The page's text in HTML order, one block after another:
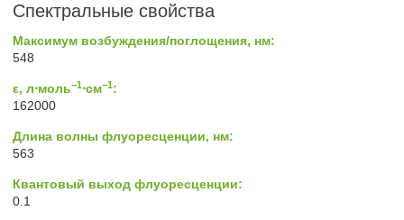
Спектральные свойства
Максимум возбуждения/поглощения, нм:
548
ε, л⋅моль−1⋅см−1:
162000
Длина волны флуоресценции, нм:
563
Квантовый выход флуоресценции:
0.1